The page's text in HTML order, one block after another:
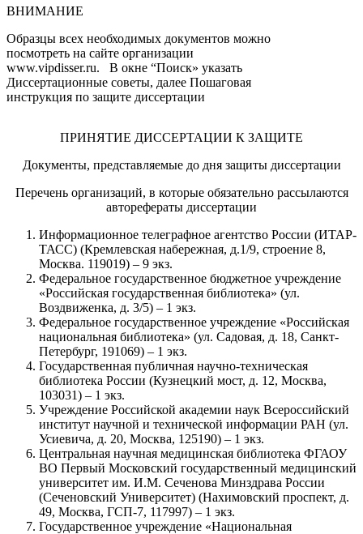
ВНИМАНИЕ
Образцы всех необходимых документов можно
посмотреть на сайте организации
www.vipdisser.ru. В окне “Поиск» указать
Диссертационные советы, далее Пошаговая
инструкция по защите диссертации
ПРИНЯТИЕ ДИССЕРТАЦИИ К ЗАЩИТЕ
Документы, представляемые до дня защиты диссертации
Перечень организаций, в которые обязательно рассылаются
авторефераты диссертации
Информационное телеграфное агентство России (ИТАР-
ТАСС) (Кремлевская набережная, д.1/9, строение 8,
Москва. 119019) – 9 экз.
Федеральное государственное бюджетное учреждение
«Российская государственная библиотека» (ул.
Воздвиженка, д. 3/5) – 1 экз.
Федеральное государственное учреждение «Российская
национальная библиотека» (ул. Садовая, д. 18, Санкт-
Петербург, 191069) – 1 экз.
Государственная публичная научно-техническая
библиотека России (Кузнецкий мост, д. 12, Москва,
103031) – 1 экз.
Учреждение Российской академии наук Всероссийский
институт научной и технической информации РАН (ул.
Усиевича, д. 20, Москва, 125190) – 1 экз.
Центральная научная медицинская библиотека ФГАОУ
ВО Первый Московский государственный медицинский
университет им. И.М. Сеченова Минздрава России
(Сеченовский Университет) (Нахимовский проспект, д.
49, Москва, ГСП-7, 117997) – 1 экз.
Государственное учреждение «Национальная